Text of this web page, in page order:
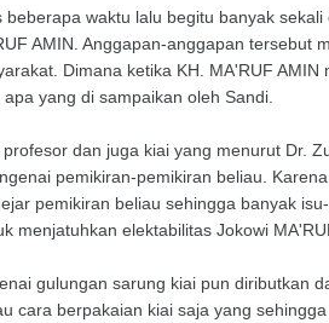
beberapa waktu lalu begitu banyak
AMIN. Anggapan-anggapan tersebut
Dimana ketika KH. MA'RUF
yang di sampaikan oleh Sandi.
dan juga kiai yang menurut Dr.
pemikiran-pemikiran beliau.
pemikiran beliau sehingga banyak
menjatuhkan elektabilitas Jokowi
gulungan sarung kiai pun diributkan
cara berpakaian kiai saja yang